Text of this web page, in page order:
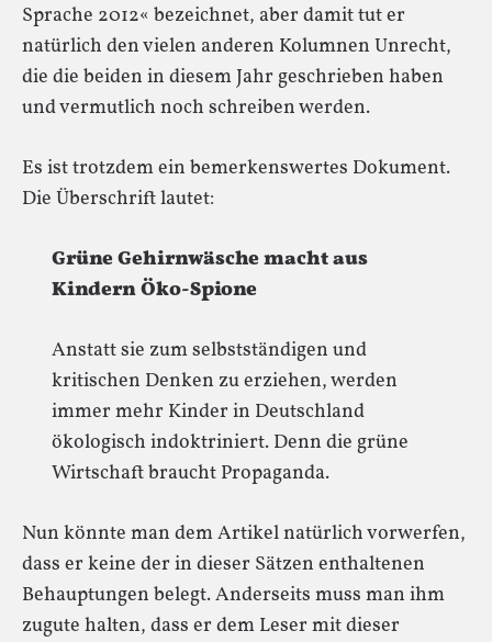
Sprache 2012« bezeichnet, aber damit tut er
natürlich den vielen anderen Kolumnen Unrecht,
die die beiden in diesem Jahr geschrieben haben
und vermutlich noch schreiben werden.
Es ist trotzdem ein bemerkenswertes Dokument.
Die Überschrift lautet:
Grüne Gehirnwäsche macht aus
Kindern Öko-Spione
Anstatt sie zum selbstständigen und
kritischen Denken zu erziehen, werden
immer mehr Kinder in Deutschland
ökologisch indoktriniert. Denn die grüne
Wirtschaft braucht Propaganda.
Nun könnte man dem Artikel natürlich vorwerfen,
dass er keine der in dieser Sätzen enthaltenen
Behauptungen belegt. Anderseits muss man ihm
zugute halten, dass er dem Leser mit dieser